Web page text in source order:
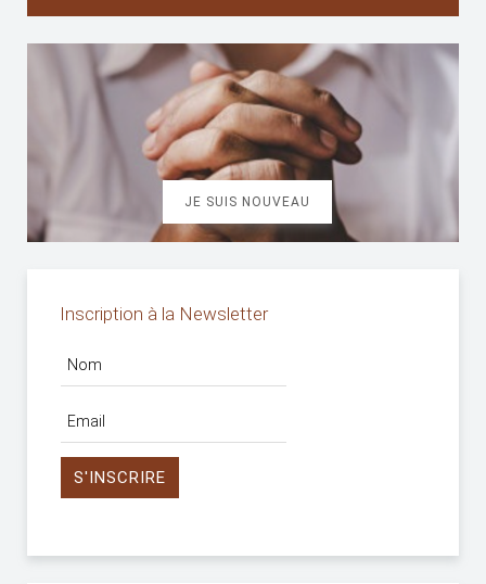
JE SUIS NOUVEAU
Inscription à la Newsletter